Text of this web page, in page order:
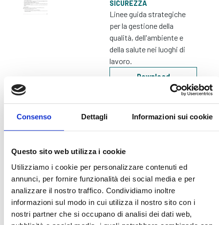
Consenso Dettagli Informazioni sui cookie
Questo sito web utilizza i cookie
Utilizziamo i cookie per personalizzare contenuti ed
annunci, per fornire funzionalità dei social media e per
analizzare il nostro traffico. Condividiamo inoltre
informazioni sul modo in cui utilizza il nostro sito con i
nostri partner che si occupano di analisi dei dati web,
SICUREZZA
Linee guida strategiche
per la gestione della
qualità, dell'ambiente e
della salute nei luoghi di
lavoro.
Download
SOA GROUP
partecipazione ad appalti pubblici di lavori. Rappresenta
una certificazione di valore che attesta la capacità
tecnica, economica e organizzativa di PAL S.r.l. nella
realizzazione di impianti complessi.